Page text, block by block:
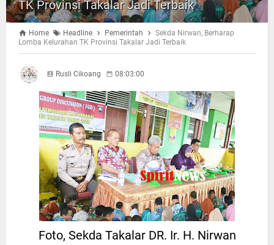
TK Provinsi Takalar Jadi Terbaik
Home Headline Pemerintah
Sekda Nirwan, Berharap
Lomba Kelurahan TK Provinsi Takalar Jadi Terbaik
Rusli Cikoang 08:03:00
Foto, Sekda Takalar DR. Ir. H. Nirwan